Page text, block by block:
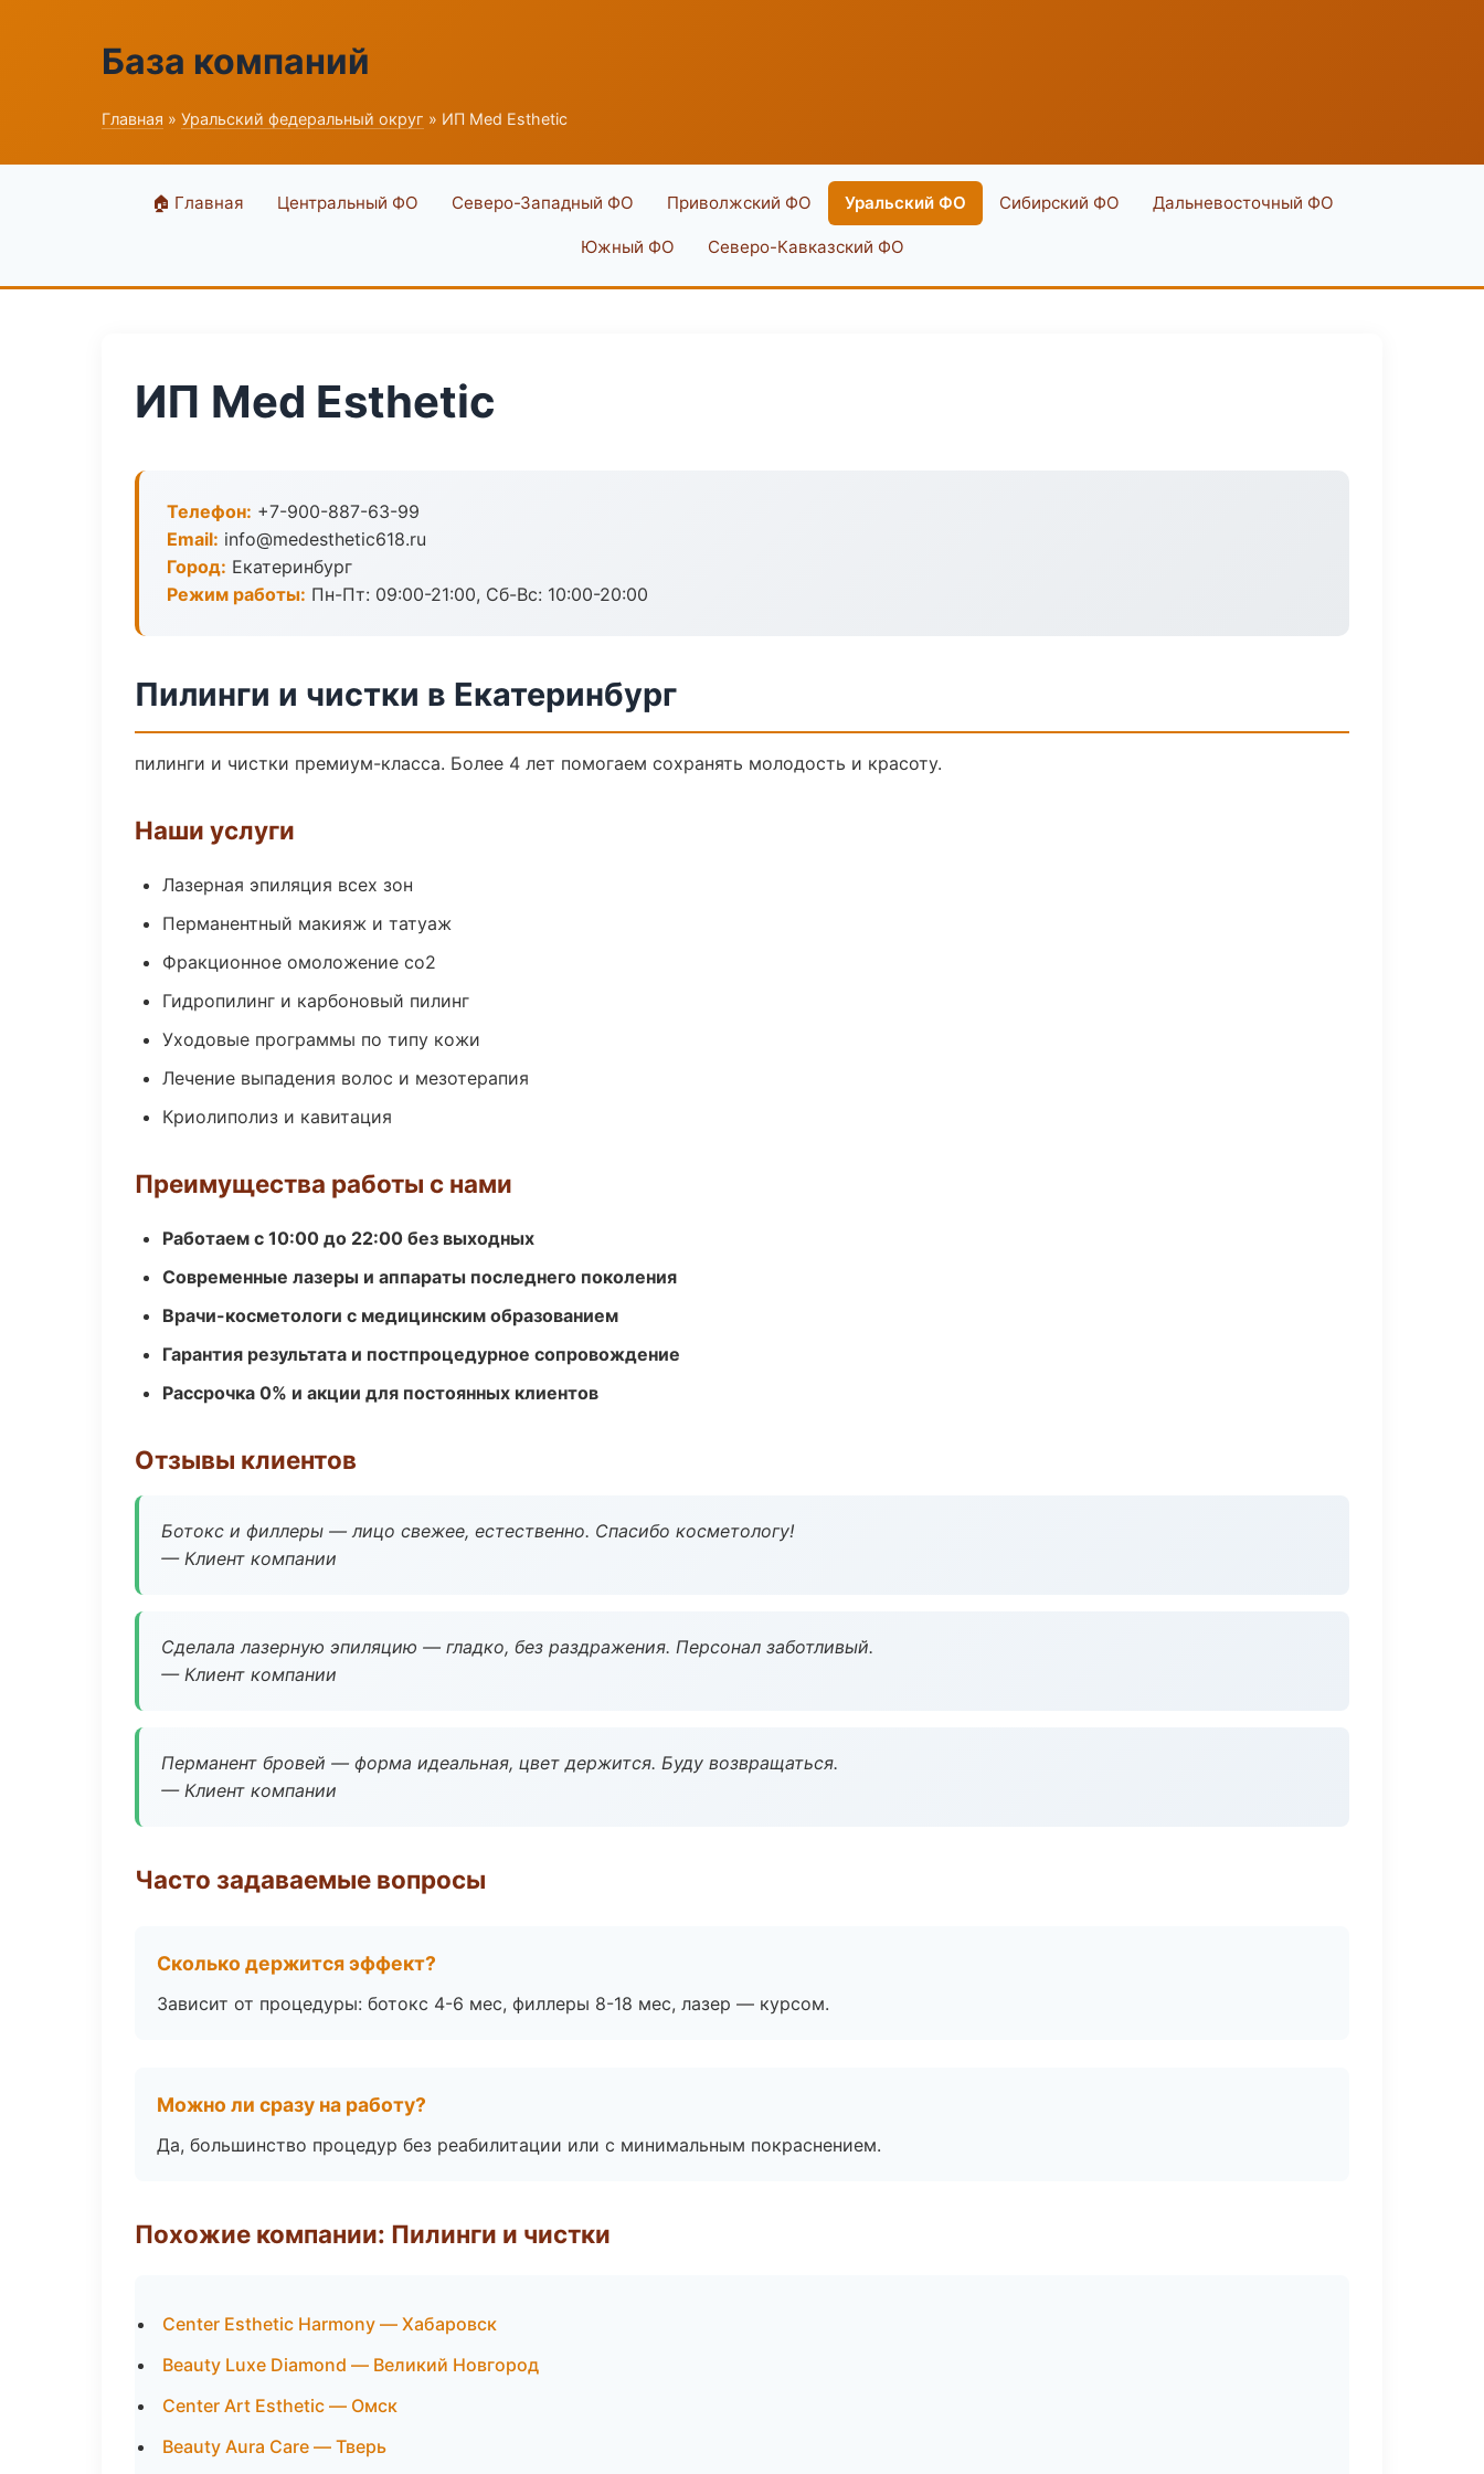
База компаний
Главная » Уральский федеральный округ » ИП Med Esthetic
🏠 Главная Центральный ФО Северо-Западный ФО Приволжский ФО Уральский ФО Сибирский ФО Дальневосточный ФО
Южный ФО Северо-Кавказский ФО
ИП Med Esthetic
Телефон: +7-900-887-63-99
Email: info@medesthetic618.ru
Город: Екатеринбург
Режим работы: Пн-Пт: 09:00-21:00, Сб-Вс: 10:00-20:00
Пилинги и чистки в Екатеринбург
пилинги и чистки премиум-класса. Более 4 лет помогаем сохранять молодость и красоту.
Наши услуги
Лазерная эпиляция всех зон
Перманентный макияж и татуаж
Фракционное омоложение co2
Гидропилинг и карбоновый пилинг
Уходовые программы по типу кожи
Лечение выпадения волос и мезотерапия
Криолиполиз и кавитация
Преимущества работы с нами
Работаем с 10:00 до 22:00 без выходных
Современные лазеры и аппараты последнего поколения
Врачи-косметологи с медицинским образованием
Гарантия результата и постпроцедурное сопровождение
Рассрочка 0% и акции для постоянных клиентов
Отзывы клиентов
Ботокс и филлеры — лицо свежее, естественно. Спасибо косметологу!
— Клиент компании
Сделала лазерную эпиляцию — гладко, без раздражения. Персонал заботливый.
— Клиент компании
Перманент бровей — форма идеальная, цвет держится. Буду возвращаться.
— Клиент компании
Часто задаваемые вопросы
Сколько держится эффект?
Зависит от процедуры: ботокс 4-6 мес, филлеры 8-18 мес, лазер — курсом.
Можно ли сразу на работу?
Да, большинство процедур без реабилитации или с минимальным покраснением.
Похожие компании: Пилинги и чистки
Center Esthetic Harmony — Хабаровск
Beauty Luxe Diamond — Великий Новгород
Center Art Esthetic — Омск
Beauty Aura Care — Тверь